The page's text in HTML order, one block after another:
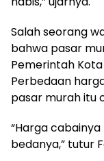
Salah seorang
bahwa pasar
Pemerintah
Perbedaan
pasar murah itu
“Harga
bedanya,” tutur